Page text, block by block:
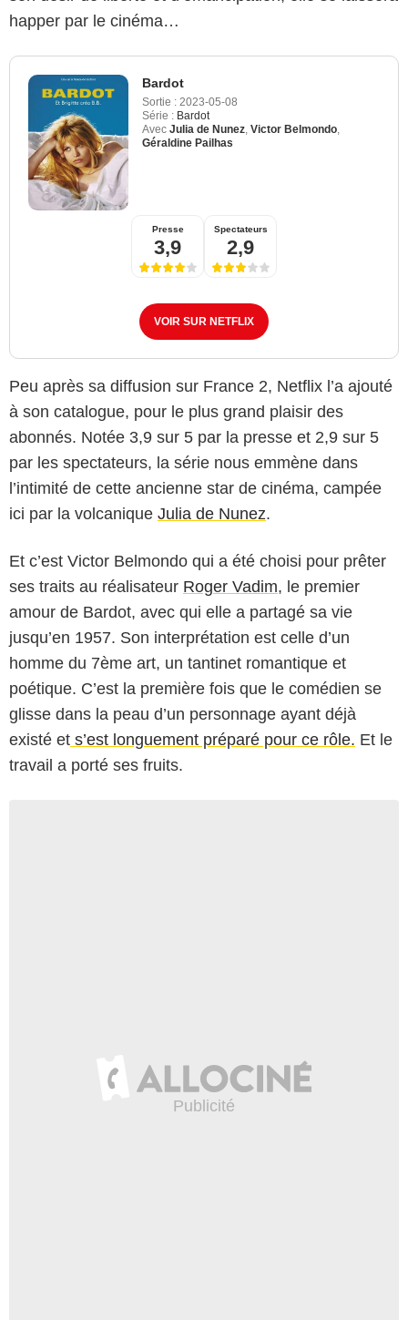
happer par le cinéma…
Bardot
Sortie : 2023-05-08
Série : Bardot
Avec Julia de Nunez Victor Belmondo
Géraldine Pailhas
Presse
3,9
Spectateurs
2,9
VOIR SUR NETFLIX
Peu après sa diffusion sur France 2, Netflix l’a ajouté
à son catalogue, pour le plus grand plaisir des
abonnés. Notée 3,9 sur 5 par la presse et 2,9 sur 5
par les spectateurs, la série nous emmène dans
l’intimité de cette ancienne star de cinéma, campée
ici par la volcanique Julia de Nunez.
Et c’est Victor Belmondo qui a été choisi pour prêter
ses traits au réalisateur Roger Vadim, le premier
amour de Bardot, avec qui elle a partagé sa vie
jusqu’en 1957. Son interprétation est celle d’un
homme du 7ème art, un tantinet romantique et
poétique. C’est la première fois que le comédien se
glisse dans la peau d’un personnage ayant déjà
existé et s’est longuement préparé pour ce rôle. Et le
travail a porté ses fruits.